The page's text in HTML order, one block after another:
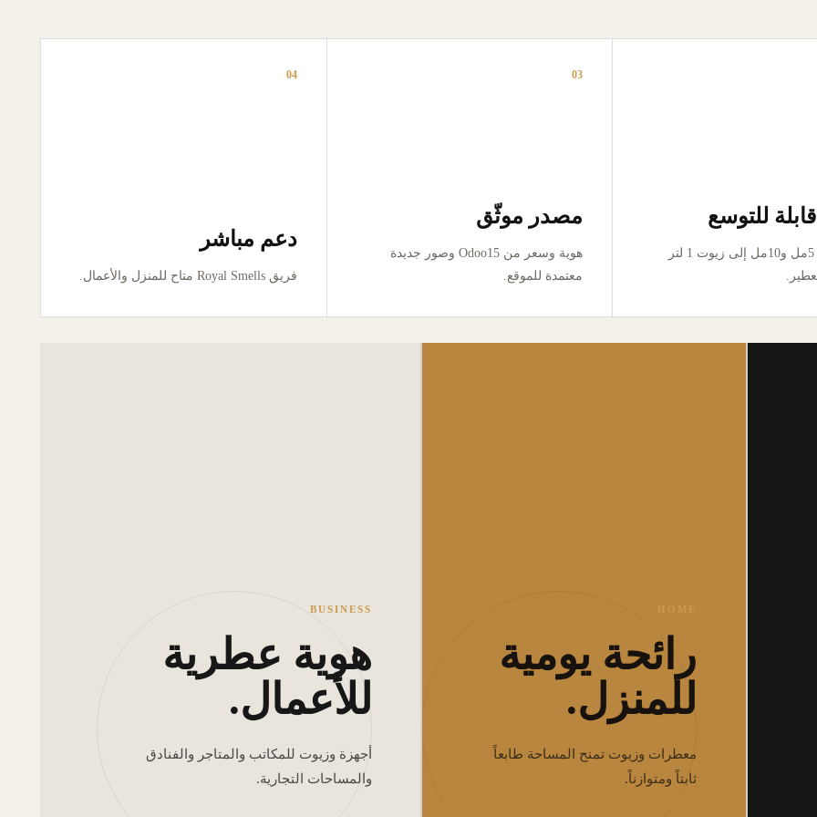
للتوسع
من تجربة 5مل و10مل إلى زيوت 1 لتر
03
مصدر موثّق
هوية وسعر من Odoo15 وصور جديدة
معتمدة للموقع.
04
دعم مباشر
فريق Royal Smells متاح للمنزل والأعمال.
رائحة يومية
للمنزل.
معطرات وزيوت تمنح المساحة طابعاً
ثابتاً ومتوازناً.
BUSINESS
هوية عطرية
للأعمال.
أجهزة وزيوت للمكاتب والمتاجر والفنادق
والمساحات التجارية.